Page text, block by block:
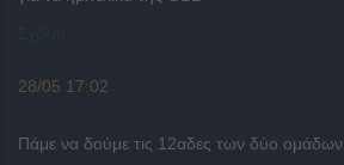
28/05 17:02
Πάμε να δούμε τις 12αδες των δύο ομάδων